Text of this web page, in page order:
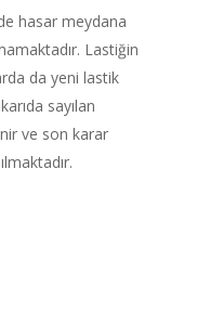
hasar meydana
Lastiğin
da yeni lastik
sayılan
ve son karar